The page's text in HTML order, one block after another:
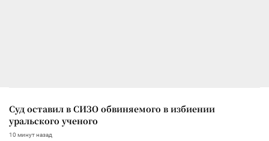
Суд оставил в СИЗО обвиняемого в избиении
уральского ученого
10 минут назад